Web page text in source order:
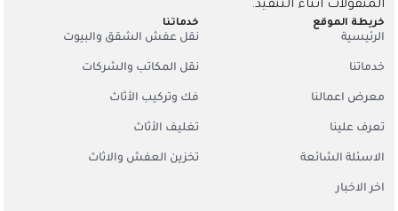
المنقولات أثناء التنفيذ.
خريطة الموقع
الرئيسية
خدماتنا
معرض اعمالنا
تعرف علينا
الاسئلة الشائعة
اخر الاخبار
خدماتنا
نقل عفش الشقق والبيوت
نقل المكاتب والشركات
فك وتركيب الأثاث
تغليف الأثاث
تخزين العفش والاثاث